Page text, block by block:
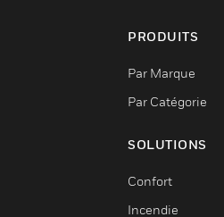
PRODUITS
Par Marque
Par Catégorie
SOLUTIONS
Confort
Incendie